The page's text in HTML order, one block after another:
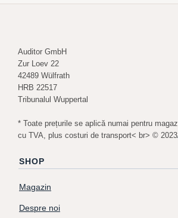
Auditor GmbH
Zur Loev 22
42489 Wülfrath
HRB 22517
Tribunalul Wuppertal
* Toate prețurile se aplică numai pentru
cu TVA, plus costuri de transport< br> © 2023
SHOP
Magazin
Despre noi